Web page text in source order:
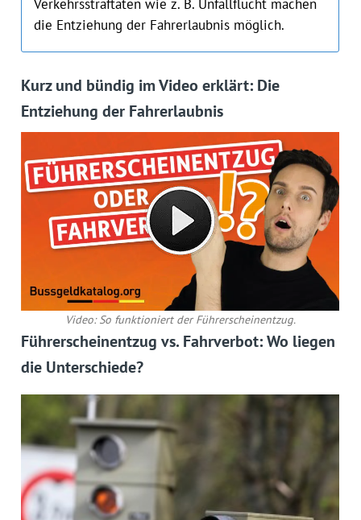
Verkehrsstraftaten wie z. B. Unfallflucht machen
die Entziehung der Fahrerlaubnis möglich.
Kurz und bündig im Video erklärt: Die
Entziehung der Fahrerlaubnis
Video: So funktioniert der Führerscheinentzug.
Führerscheinentzug vs. Fahrverbot: Wo liegen
die Unterschiede?